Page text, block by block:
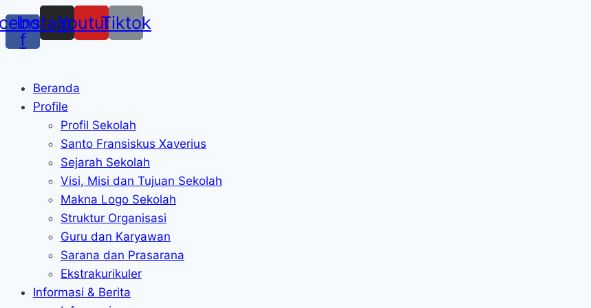
f
Instagram
YoutubeTiktok
Beranda
Profile
Profil Sekolah
Santo Fransiskus Xaverius
Sejarah Sekolah
Visi, Misi dan Tujuan Sekolah
Makna Logo Sekolah
Struktur Organisasi
Guru dan Karyawan
Sarana dan Prasarana
Ekstrakurikuler
Informasi & Berita